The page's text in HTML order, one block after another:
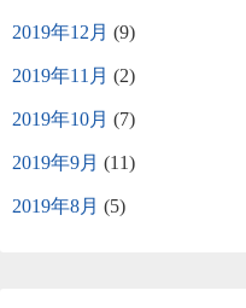
2019年12月 (9)
2019年11月 (2)
2019年10月 (7)
2019年9月 (11)
2019年8月 (5)